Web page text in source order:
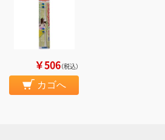
￥506（税込）
カゴへ